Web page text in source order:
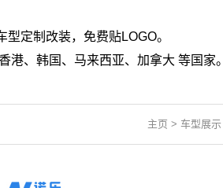
定制改装，免费贴LOGO。
港、韩国、马来西亚、加拿大 等国家。
主页 > 车型展示